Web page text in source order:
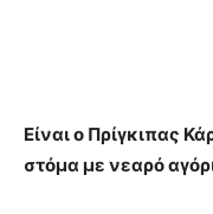
Είναι ο Πρίγκιπας
στόμα με νεαρό